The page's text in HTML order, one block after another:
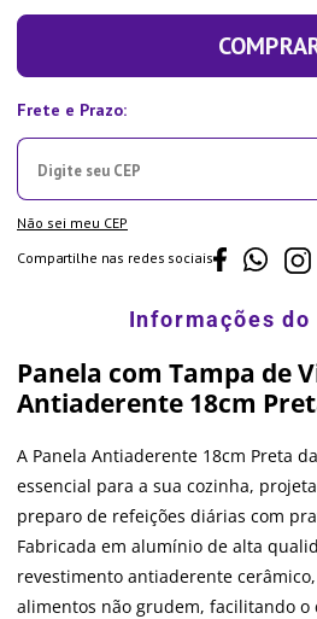
Não sei meu CEP
Compartilhe nas redes sociais
Panela com Tampa de
Antiaderente 18cm
A Panela Antiaderente 18cm Preta
essencial para a sua cozinha,
preparo de refeições diárias com
Fabricada em alumínio de alta
revestimento antiaderente
alimentos não grudem, facilitando o